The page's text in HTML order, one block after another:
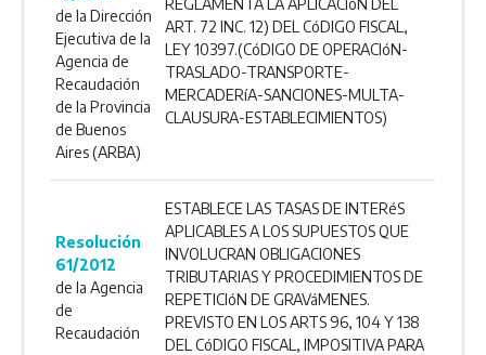
de la Dirección
Ejecutiva de la
Agencia de
Recaudación
de la Provincia
de Buenos
Aires (ARBA)
ART. 72 INC. 12) DEL CóDIGO FISCAL,
LEY 10397.(CóDIGO DE OPERACIóN-
TRASLADO-TRANSPORTE-
MERCADERíA-SANCIONES-MULTA-
CLAUSURA-ESTABLECIMIENTOS)
Resolución
61/2012
de la Agencia
de
Recaudación
ESTABLECE LAS TASAS DE INTERéS
APLICABLES A LOS SUPUESTOS QUE
INVOLUCRAN OBLIGACIONES
TRIBUTARIAS Y PROCEDIMIENTOS DE
REPETICIóN DE GRAVáMENES.
PREVISTO EN LOS ARTS 96, 104 Y 138
DEL CóDIGO FISCAL, IMPOSITIVA PARA